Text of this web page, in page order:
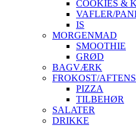
COOKIES &
VAFLER/
IS
MORGENMAD
SMOOTHIE
GRØD
BAGVÆRK
FROKOST/
PIZZA
TILBEHØR
SALATER
DRIKKE